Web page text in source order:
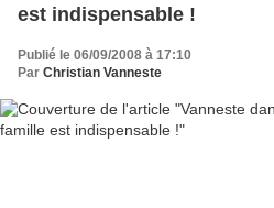
est indispensable !
Publié le 06/09/2008 à 17:10
Par Christian Vanneste